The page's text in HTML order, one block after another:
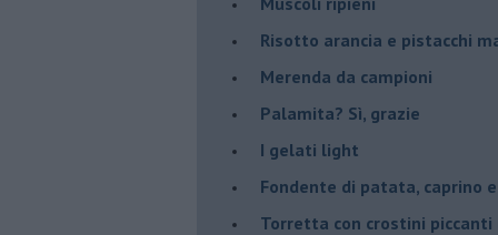
Risotto arancia e pistacchi
Merenda da campioni
Palamita? Sì, grazie
I gelati light
Fondente di patata, caprino
Torretta con crostini piccanti